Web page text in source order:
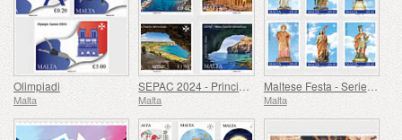
Olimpiadi
Malta
SEPAC 2024 - Principali Attrazioni Turistiche
Malta
Maltese Festa - Series VIII
Malta